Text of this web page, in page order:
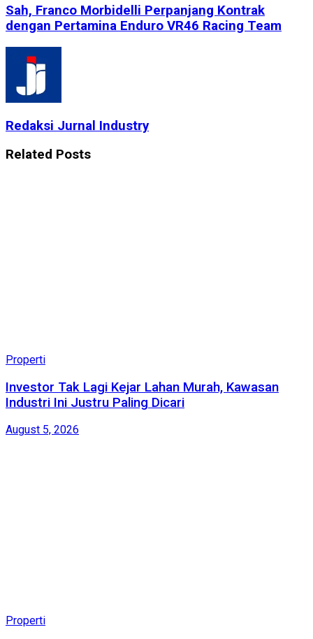
Sah, Franco Morbidelli Perpanjang Kontrak
dengan Pertamina Enduro VR46 Racing Team
Redaksi Jurnal Industry
Related Posts
Properti
Investor Tak Lagi Kejar Lahan Murah, Kawasan
Industri Ini Justru Paling Dicari
August 5, 2026
Properti